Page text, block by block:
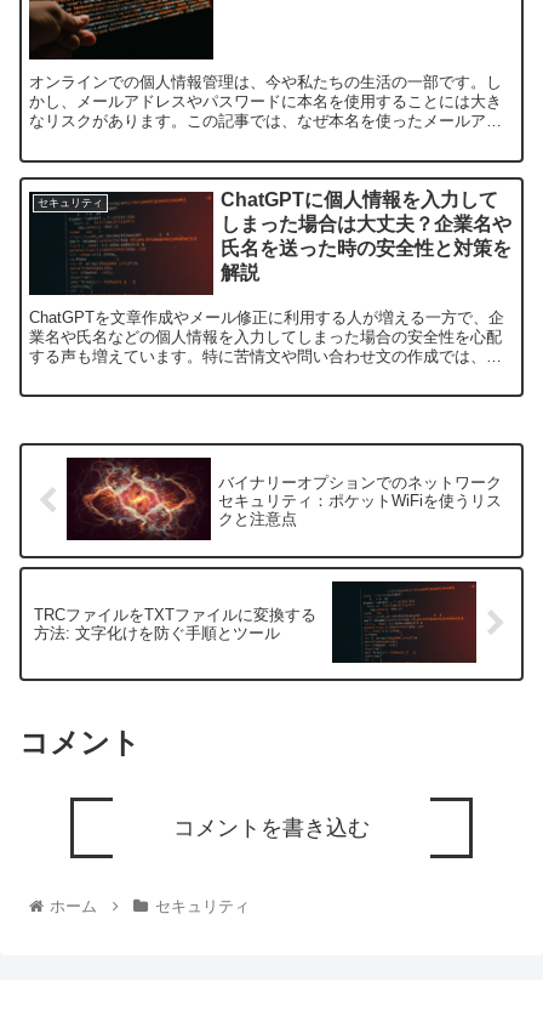
オンラインでの個人情報管理は、今や私たちの生活の一部です。し
かし、メールアドレスやパスワードに本名を使用することには大き
なリスクがあります。この記事では、なぜ本名を使ったメールアド
対...
セキュリティ
ChatGPTに個人情報を入力して
しまった場合は大丈夫？企業名や
氏名を送った時の安全性と対策を
解説
ChatGPTを文章作成やメール修正に利用する人が増える一方で、企
業名や氏名などの個人情報を入力してしまった場合の安全性を心配
する声も増えています。特に苦情文や問い合わせ文の作成では、具
バイナリーオプションでのネットワーク
セキュリティ：ポケットWiFiを使うリス
クと注意点
TRCファイルをTXTファイルに変換する
方法: 文字化けを防ぐ手順とツール
コメント
コメントを書き込む
ホーム セキュリティ